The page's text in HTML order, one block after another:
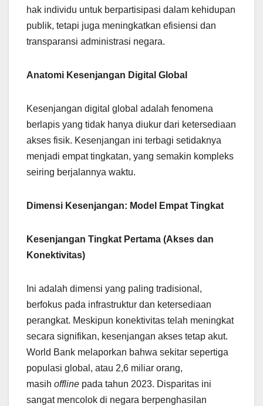
hak individu untuk berpartisipasi dalam kehidupan
publik, tetapi juga meningkatkan efisiensi dan
transparansi administrasi negara.
Anatomi Kesenjangan Digital Global
Kesenjangan digital global adalah fenomena
berlapis yang tidak hanya diukur dari ketersediaan
akses fisik. Kesenjangan ini terbagi setidaknya
menjadi empat tingkatan, yang semakin kompleks
seiring berjalannya waktu.
Dimensi Kesenjangan: Model Empat Tingkat
Kesenjangan Tingkat Pertama (Akses dan
Konektivitas)
Ini adalah dimensi yang paling tradisional,
berfokus pada infrastruktur dan ketersediaan
perangkat. Meskipun konektivitas telah meningkat
secara signifikan, kesenjangan akses tetap akut.
World Bank melaporkan bahwa sekitar sepertiga
populasi global, atau 2,6 miliar orang,
masih offline pada tahun 2023. Disparitas ini
sangat mencolok di negara berpenghasilan